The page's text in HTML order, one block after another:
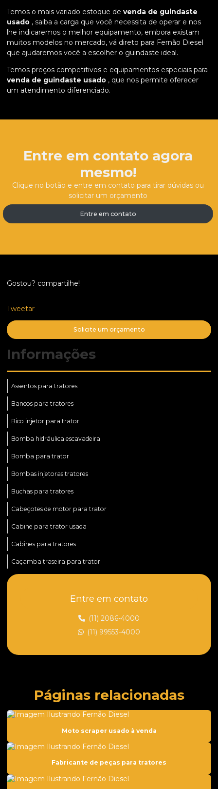
Temos o mais variado estoque de venda de guindaste
usado , saiba a carga que você necessita de operar e nos
lhe indicaremos o melhor equipamento, embora existam
muitos modelos no mercado, vá direto para Fernão Diesel
que ajudaremos você a escolher o guindaste ideal.
Temos preços competitivos e equipamentos especiais para
venda de guindaste usado , que nos permite oferecer
um atendimento diferenciado.
Entre em contato agora
mesmo!
Clique no botão e entre em contato para tirar dúvidas ou
solicitar um orçamento
Entre em contato
Gostou? compartilhe!
Tweetar
Solicite um orçamento
Informações
Assentos para tratores
Bancos para tratores
Bico injetor para trator
Bomba hidráulica escavadeira
Bomba para trator
Bombas injetoras tratores
Buchas para tratores
Cabeçotes de motor para trator
Cabine para trator usada
Cabines para tratores
Caçamba traseira para trator
Caçamba para trator preço
Capota florestal para trator de esteira
Cilindro hidráulico para tratores
Compressor de ar condicionado para trator
Compressor de ar para trator
Entre em contato
(11) 2086-4000
(11) 99553-4000
Páginas relacionadas
Moto scraper usado à venda
Fabricante de peças para tratores